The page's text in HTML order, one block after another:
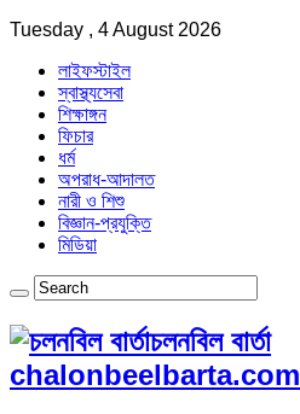
Tuesday , 4 August 2026
লাইফস্টাইল
স্বাস্থ্যসেবা
শিক্ষাঙ্গন
ফিচার
ধর্ম
অপরাধ-আদালত
নারী ও শিশু
বিজ্ঞান-প্রযুক্তি
মিডিয়া
চলনবিল বার্তা
chalonbeelbarta.com